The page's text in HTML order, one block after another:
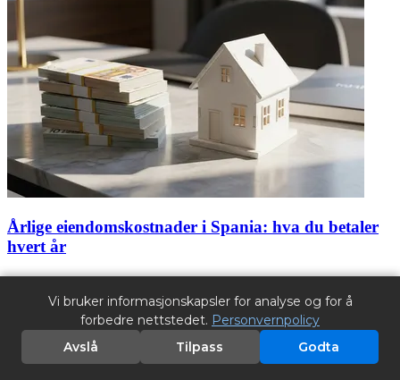
Årlige eiendomskostnader i Spania: hva du betaler
hvert år
09.06.2026
Komplett oversikt over årlige driftskostnader for eiendom i Spania
— fra IBI og basura til fellesutgifter, forsikring, strøm og skatter for
bosatte og ikke-bosatte.
Vi bruker informasjonskapsler for analyse og for å
forbedre nettstedet. Personvernpolicy
Avslå
Tilpass Godta